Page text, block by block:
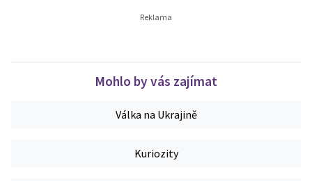
Mohlo by vás zajímat
Válka na Ukrajině
Kuriozity